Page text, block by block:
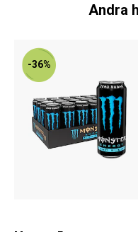
Andra
-36%